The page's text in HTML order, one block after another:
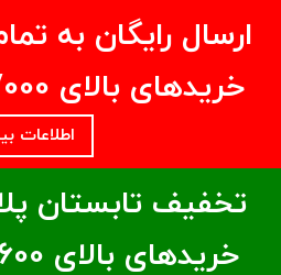
ارسال رایگان به
خریدهای بالای ۵/950/000 تومان
اطلاعات
تخفیف تابستان